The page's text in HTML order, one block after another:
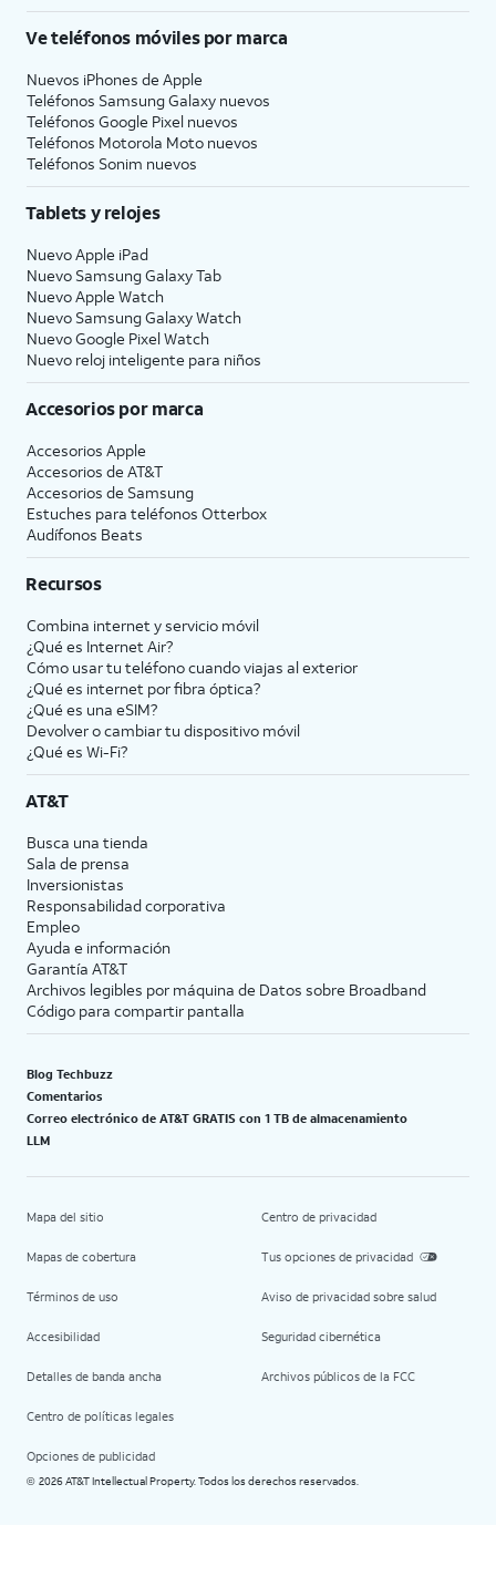
Ve teléfonos móviles por marca
Nuevos iPhones de Apple
Teléfonos Samsung Galaxy nuevos
Teléfonos Google Pixel nuevos
Teléfonos Motorola Moto nuevos
Teléfonos Sonim nuevos
Tablets y relojes
Nuevo Apple iPad
Nuevo Samsung Galaxy Tab
Nuevo Apple Watch
Nuevo Samsung Galaxy Watch
Nuevo Google Pixel Watch
Nuevo reloj inteligente para niños
Accesorios por marca
Accesorios Apple
Accesorios de AT&T
Accesorios de Samsung
Estuches para teléfonos Otterbox
Audífonos Beats
Recursos
Combina internet y servicio móvil
¿Qué es Internet Air?
Cómo usar tu teléfono cuando viajas al exterior
¿Qué es internet por fibra óptica?
¿Qué es una eSIM?
Devolver o cambiar tu dispositivo móvil
¿Qué es Wi-Fi?
AT&T
Busca una tienda
Sala de prensa
Inversionistas
Responsabilidad corporativa
Empleo
Ayuda e información
Garantía AT&T
Archivos legibles por máquina de Datos sobre Broadband
Código para compartir pantalla
Blog Techbuzz
Comentarios
Correo electrónico de AT&T GRATIS con 1 TB de almacenamiento
LLM
Mapa del sitio
Mapas de cobertura
Términos de uso
Accesibilidad
Detalles de banda ancha
Centro de políticas legales
Opciones de publicidad
Centro de privacidad
Tus opciones de privacidad
Aviso de privacidad sobre salud
Seguridad cibernética
Archivos públicos de la FCC
© 2026 AT&T Intellectual Property. Todos los derechos reservados.